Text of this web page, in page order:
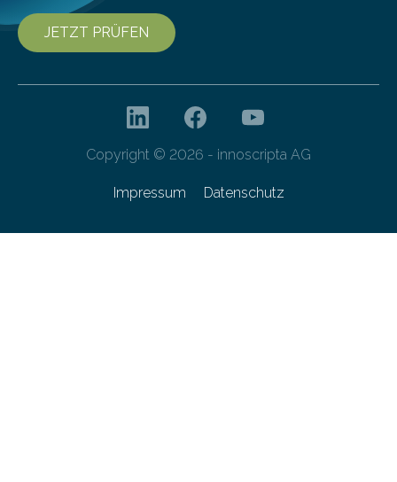
JETZT PRÜFEN
Copyright © 2026 - innoscripta AG
Impressum Datenschutz